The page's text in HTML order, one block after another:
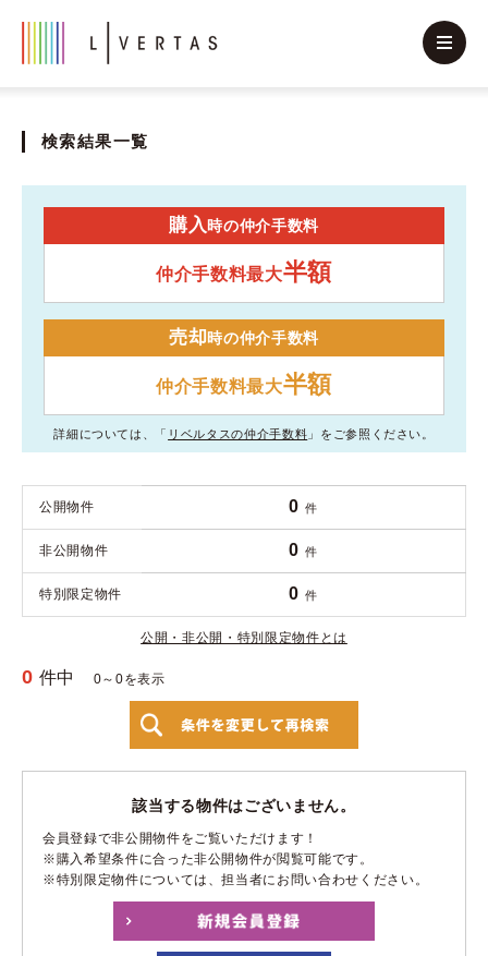
検索結果一覧
購入時の仲介手数料
仲介手数料最大半額
売却時の仲介手数料
仲介手数料最大半額
詳細については、「 リベルタスの仲介手数料 」をご参照ください。
公開物件 0 件
非公開物件 0 件
特別限定物件 0 件
公開・非公開・特別限定物件とは
0 件中 0～0を表示
該当する物件はございません。
会員登録で非公開物件をご覧いただけます！
※購入希望条件に合った非公開物件が閲覧可能です。
※特別限定物件については、担当者にお問い合わせください。